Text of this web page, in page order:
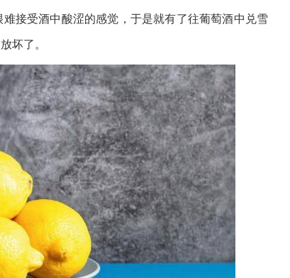
接受酒中酸涩的感觉，于是就有了往葡萄酒中兑雪
坏了。